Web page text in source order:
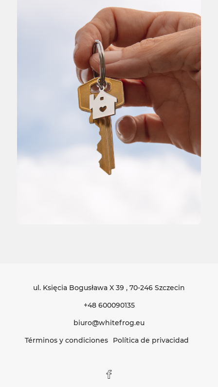
ul. Księcia Bogusława X 39 , 70-246 Szczecin
+48 600090135
biuro@whitefrog.eu
Términos y condiciones
Política de privacidad